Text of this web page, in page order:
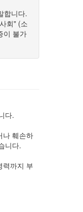
합니다.
회" (소
이 불가
다.
나 훼손하
니다.
력까지 부